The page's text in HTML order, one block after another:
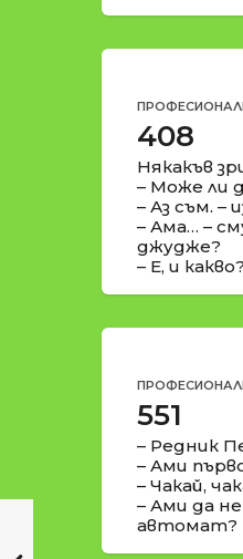
408
Някакъв
– Може ли
– Аз съм. –
– Ама… –
джудже?
– Е, и
551
– Редник
– Ами
– Чакай,
– Ами да
автомат?